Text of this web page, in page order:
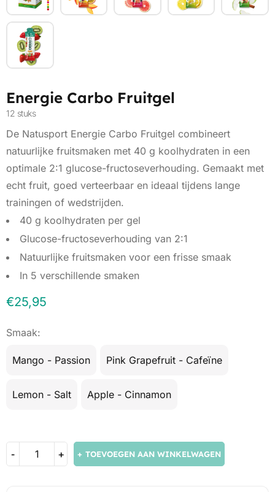
Energie Carbo Fruitgel
12 stuks
De Natusport Energie Carbo Fruitgel combineert
natuurlijke fruitsmaken met 40 g koolhydraten in een
optimale 2:1 glucose-fructoseverhouding. Gemaakt met
echt fruit, goed verteerbaar en ideaal tijdens lange
trainingen of wedstrijden.
40 g koolhydraten per gel
Glucose-fructoseverhouding van 2:1
Natuurlijke fruitsmaken voor een frisse smaak
In 5 verschillende smaken
€25,95
Smaak
Mango - Passion Pink Grapefruit - Cafeïne
Lemon - Salt Apple - Cinnamon
TOEVOEGEN AAN WINKELWAGEN